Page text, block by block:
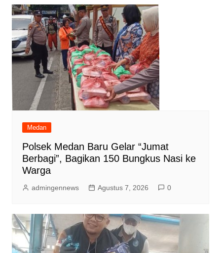
Medan
Polsek Medan Baru Gelar “Jumat
Berbagi”, Bagikan 150 Bungkus Nasi ke
Warga
admingennews Agustus 7, 2026 0